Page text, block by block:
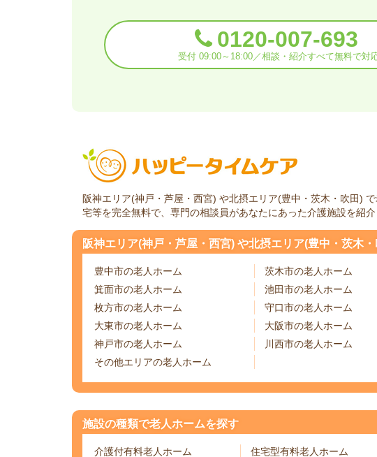
0120-007-693
受付 09:00～18:00／相談・紹介すべて無料で対
阪神エリア(神戸・芦屋・西宮) や北摂エリア(豊中・茨木・吹田)
宅等を完全無料で、専門の相談員があなたにあった介護施設を紹介
阪神エリア(神戸・芦屋・西宮) や北摂エリア(豊中・茨木
豊中市の老人ホーム 茨木市の老人ホーム
箕面市の老人ホーム
池田市の老人ホーム
枚方市の老人ホーム
守口市の老人ホーム
大東市の老人ホーム
大阪市の老人ホーム
神戸市の老人ホーム
川西市の老人ホーム
その他エリアの老人ホーム
施設の種類で老人ホームを探す
介護付有料老人ホーム 住宅型有料老人ホーム